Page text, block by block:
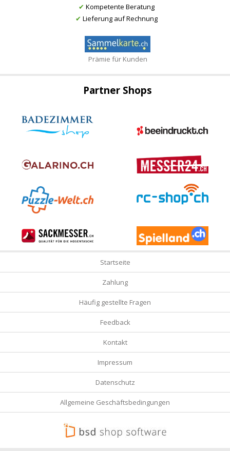
✔ Kompetente Beratung
✔ Lieferung auf Rechnung
Prämie für Kunden
Partner Shops
Startseite
Zahlung
Häufig gestellte Fragen
Feedback
Kontakt
Impressum
Datenschutz
Allgemeine Geschäftsbedingungen